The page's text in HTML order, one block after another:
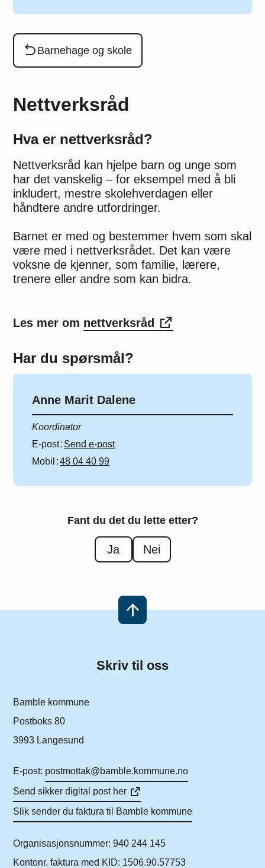
Du er her:
Barnehage og skole
Nettverksråd
Hva er nettverksråd?
Nettverksråd kan hjelpe barn og unge som
har det vanskelig – for eksempel med å bli
inkludert, mestre skolehverdagen eller
håndtere andre utfordringer.
Barnet er med og bestemmer hvem som skal
være med i nettverksrådet. Det kan være
voksne de kjenner, som familie, lærere,
trenere eller andre som kan bidra.
Les mer om nettverksråd
Har du spørsmål?
Anne Marit Dalene
Koordinator
E-post Send e-post
Mobil 48 04 40 99
Fant du det du lette etter?
Ja Nei
Skriv til oss
Bamble kommune
Postboks 80
3993 Langesund
E-post: postmottak@bamble.kommune.no
Send sikker digital post her
Slik sender du faktura til Bamble kommune
Organisasjonsnummer: 940 244 145
Kontonr. faktura med KID: 1506.90.57753